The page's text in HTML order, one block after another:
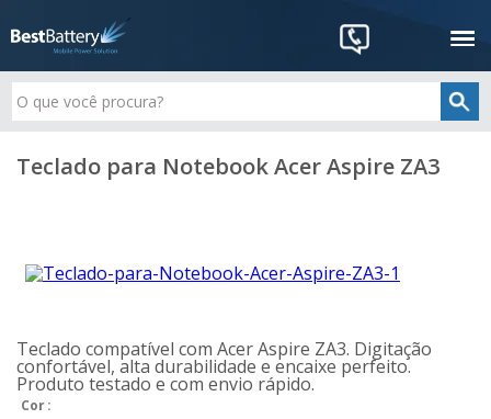
Teclado para Notebook Acer Aspire ZA3
Teclado compatível com Acer Aspire ZA3. Digitação
confortável, alta durabilidade e encaixe perfeito.
Produto testado e com envio rápido.
Cor